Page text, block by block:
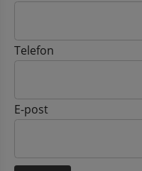
Telefon
E-post